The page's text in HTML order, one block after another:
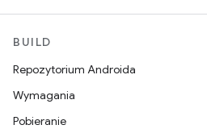
BUILD
Repozytorium Androida
Wymagania
Pobieranie